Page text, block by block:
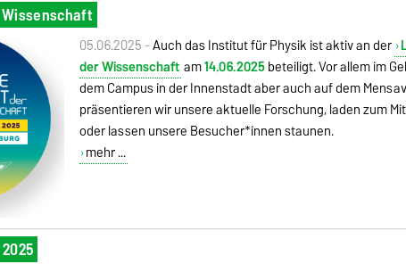
05.06.2025 -Auch das Institut für Physik ist aktiv an der
der Wissenschaft am14.06.2025beteiligt. Vor allem im
dem Campus in der Innenstadt aber auch auf dem
präsentieren wir unsere aktuelle Forschung, laden zum
oder lassen unsere Besucher*innen staunen.
mehr ...